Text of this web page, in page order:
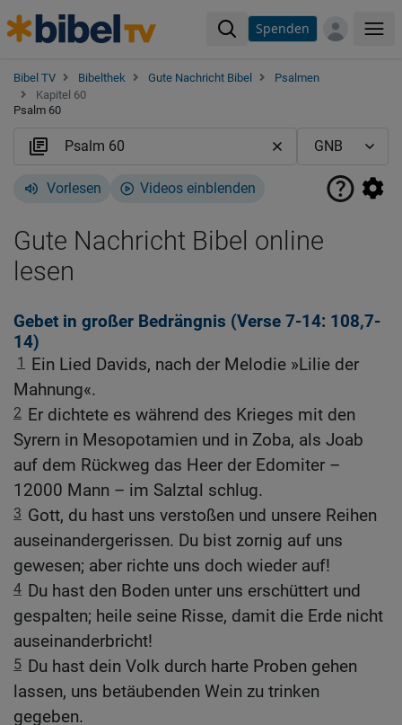
Spenden
Bibel TV Bibelthek Gute Nachricht Bibel
Psalmen
Kapitel 60
Psalm 60
Vorlesen Videos einblenden
Gute Nachricht Bibel online
lesen
Gebet in großer Bedrängnis (Verse 7-14: 108,7-
14)
1
Ein Lied Davids, nach der Melodie »Lilie der
Mahnung«.
2 Er dichtete es während des Krieges mit den
Syrern in Mesopotamien und in Zoba, als Joab
auf dem Rückweg das Heer der Edomiter –
12000 Mann – im Salztal schlug.
3 Gott, du hast uns verstoßen und unsere Reihen
auseinandergerissen. Du bist zornig auf uns
gewesen; aber richte uns doch wieder auf!
4 Du hast den Boden unter uns erschüttert und
gespalten; heile seine Risse, damit die Erde nicht
auseinanderbricht!
5 Du hast dein Volk durch harte Proben gehen
lassen, uns betäubenden Wein zu trinken
gegeben.